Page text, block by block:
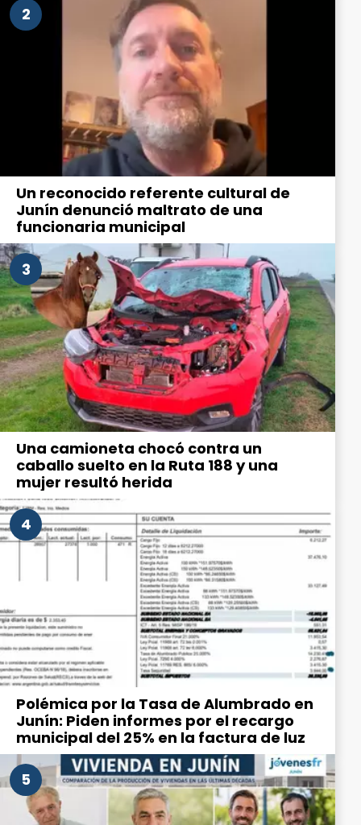
2
Un reconocido referente cultural de
Junín denunció maltrato de una
funcionaria municipal
3
Una camioneta chocó contra un
caballo suelto en la Ruta 188 y una
mujer resultó herida
4
Polémica por la Tasa de Alumbrado en
Junín: Piden informes por el recargo
municipal del 25% en la factura de luz
5